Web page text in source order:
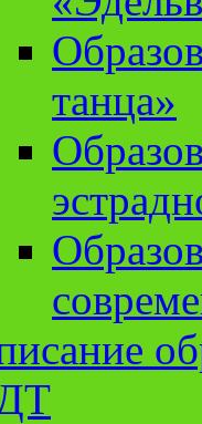
танца»